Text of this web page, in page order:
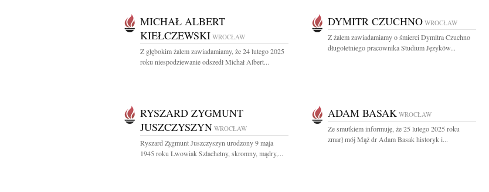
MICHAŁ ALBERT
KIEŁCZEWSKI WROCŁAW
Z głębokim żalem zawiadamiamy, że 24 lutego 2025
roku niespodziewanie odszedł Michał Albert...
DYMITR CZUCHNO WROCŁAW
Z żalem zawiadamiamy o śmierci Dymitra Czuchno
długoletniego pracownika Studium Języków...
RYSZARD ZYGMUNT
JUSZCZYSZYN WROCŁAW
Ryszard Zygmunt Juszczyszyn urodzony 9 maja
1945 roku Lwowiak Szlachetny, skromny, mądry,...
ADAM BASAK WROCŁAW
Ze smutkiem informuję, że 25 lutego 2025 roku
zmarł mój Mąż dr Adam Basak historyk i...